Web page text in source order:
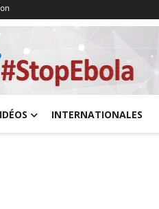
INTERNATIONALES